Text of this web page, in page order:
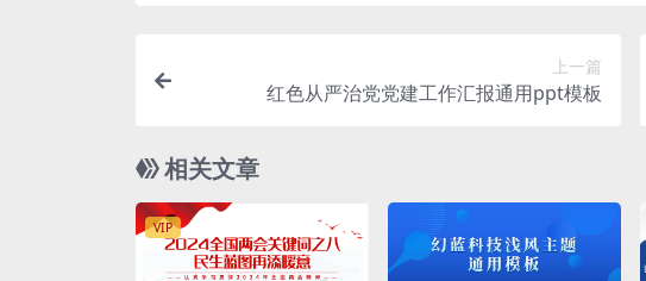
上一篇
红色从严治党党建工作汇报通用ppt模板
相关文章
VIP